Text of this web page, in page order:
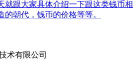
就跟大家具体介绍一下跟这类钱币相
朝代，钱币的价格等等。
术有限公司